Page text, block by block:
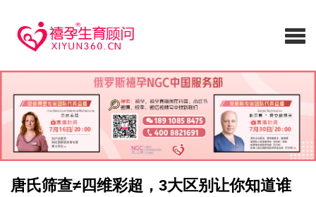
唐氏筛查≠四维彩超，3大区别让你知道谁